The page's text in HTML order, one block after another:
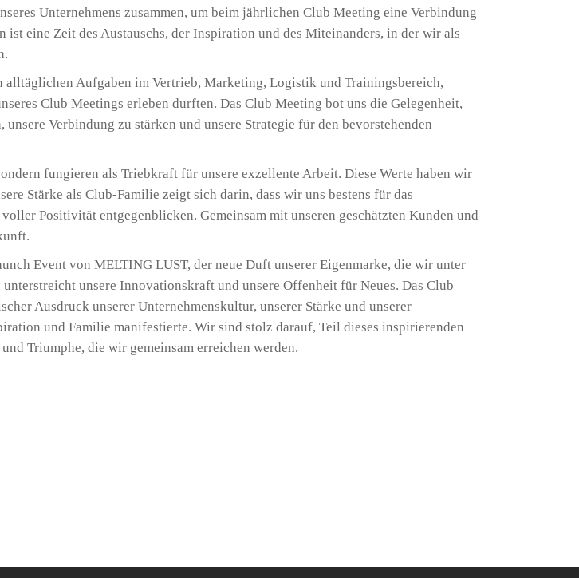
Unternehmens zusammen, um beim jährlichen Club Meeting eine Verbindung
eine Zeit des Austauschs, der Inspiration und des Miteinanders, in der wir als
Aufgaben im Vertrieb, Marketing, Logistik und Trainingsbereich,
Club Meetings erleben durften. Das Club Meeting bot uns die Gelegenheit,
Verbindung zu stärken und unsere Strategie für den bevorstehenden
fungieren als Triebkraft für unsere exzellente Arbeit. Diese Werte haben wir
Stärke als Club-Familie zeigt sich darin, dass wir uns bestens für das
Positivität entgegenblicken. Gemeinsam mit unseren geschätzten Kunden und
Event von MELTING LUST, der neue Duft unserer Eigenmarke, die wir unter
unsere Innovationskraft und unsere Offenheit für Neues. Das Club
Ausdruck unserer Unternehmenskultur, unserer Stärke und unserer
und Familie manifestierte. Wir sind stolz darauf, Teil dieses inspirierenden
Triumphe, die wir gemeinsam erreichen werden.